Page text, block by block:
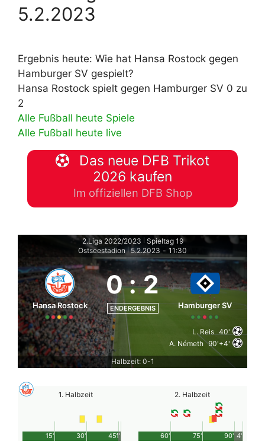
5.2.2023
Ergebnis heute: Wie hat Hansa Rostock gegen
Hamburger SV gespielt?
Hansa Rostock spielt gegen Hamburger SV 0 zu
2
Alle Fußball heute Spiele
Alle Fußball heute live
Das neue DFB Trikot
2026 kaufen
Im offiziellen DFB Shop
2.Liga 2022/2023
Spieltag 19
Ostseestadion 5.2.2023 - 11:30
Hansa Rostock
0: 2
ENDERGEBNIS Hamburger SV
L. Reis 40'
A. Németh 90'+4'
Halbzeit: 0-1
1. Halbzeit
45'
15' 30' 1'
2. Halbzeit
90'
60' 75' 4'